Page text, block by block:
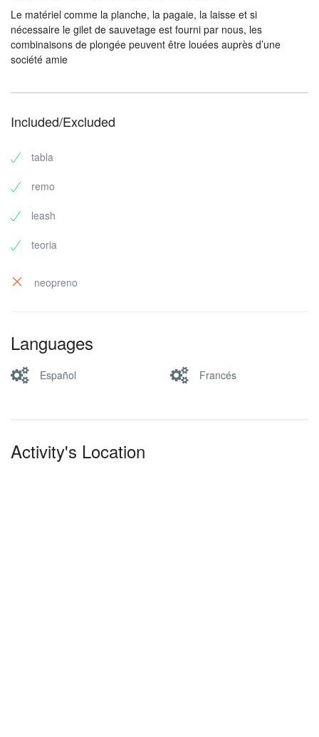
Le matériel comme la planche, la pagaie, la laisse et si
nécessaire le gilet de sauvetage est fourni par nous, les
combinaisons de plongée peuvent être louées auprès d’une
société amie
Included/Excluded
tabla
remo
leash
teoria
neopreno
Languages
Español Francés
Activity's Location